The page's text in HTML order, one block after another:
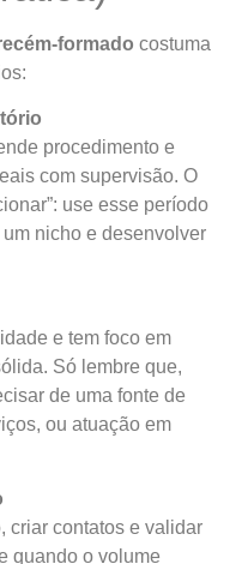
formado costuma
procedimento e
com supervisão. O
use esse período
nicho e desenvolver
e tem foco em
Só lembre que,
de uma fonte de
ou atuação em
criar contatos e validar
quando o volume